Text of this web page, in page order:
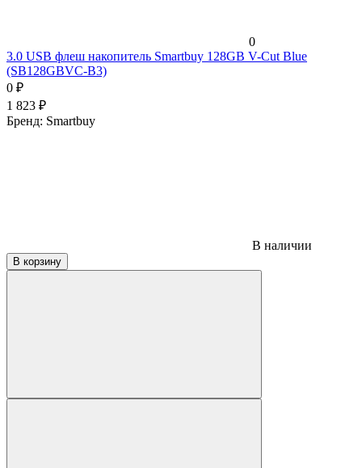
0
3.0 USB флеш накопитель Smartbuy 128GB V-Cut Blue
(SB128GBVC-B3)
0 ₽
1 823 ₽
Бренд: Smartbuy
В наличии
В корзину